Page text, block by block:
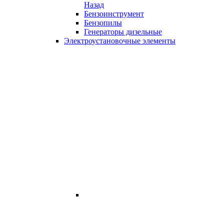
Назад
Бензоинструмент
Бензопилы
Генераторы дизельные
Электроустановочные элементы